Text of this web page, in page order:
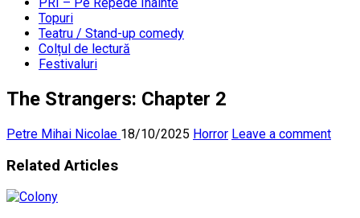
Topuri
Teatru / Stand-up comedy
Colțul de lectură
Festivaluri
The Strangers: Chapter 2
Petre Mihai Nicolae 18/10/2025 Horror Leave a comment
Related Articles